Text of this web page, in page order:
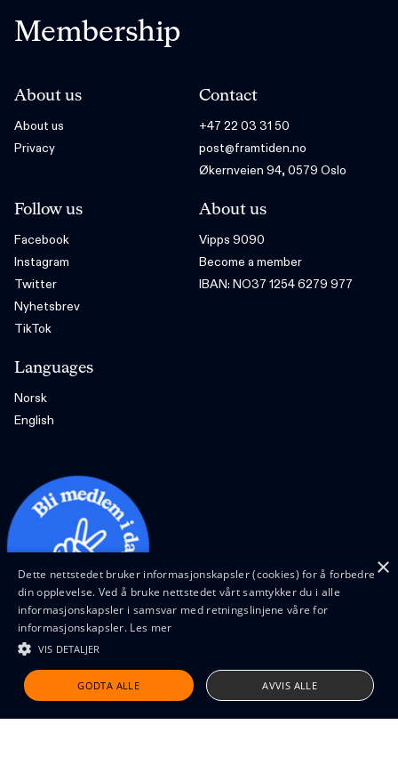
Membership
About us
About us
Privacy
Contact
+47 22 03 31 50
post@framtiden.no
Økernveien 94, 0579 Oslo
Follow us
Facebook
Instagram
Twitter
Nyhetsbrev
TikTok
About us
Vipps 9090
Become a member
IBAN: NO37 1254 6279 977
Languages
Norsk
English
Design and code by Feed
×
Dette nettstedet bruker informasjonskapsler (cookies) for å forbedre
din opplevelse. Ved å bruke nettstedet vårt samtykker du i alle
informasjonskapsler i samsvar med retningslinjene våre for
informasjonskapsler. Les mer
VIS DETALJER
GODTA ALLE AVVIS ALLE